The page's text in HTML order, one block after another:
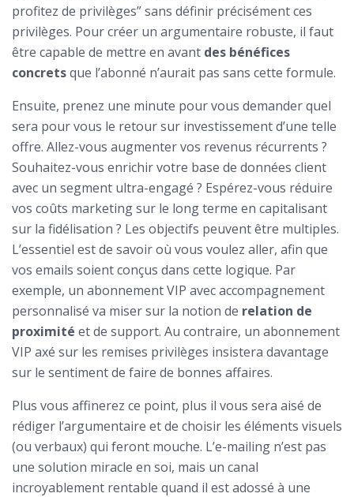
profitez de privilèges” sans définir précisément ces
privilèges. Pour créer un argumentaire robuste, il faut
être capable de mettre en avant des bénéfices
concretsque l’abonné n’aurait pas sans cette formule.
Ensuite, prenez une minute pour vous demander quel
sera pour vous le retour sur investissement d’une telle
offre. Allez-vous augmenter vos revenus récurrents ?
Souhaitez-vous enrichir votre base de données client
avec un segment ultra-engagé ? Espérez-vous réduire
vos coûts marketing sur le long terme en capitalisant
sur la fidélisation ? Les objectifs peuvent être multiples.
L’essentiel est de savoir où vous voulez aller, afin que
vos emails soient conçus dans cette logique. Par
exemple, un abonnement VIP avec accompagnement
personnalisé va miser sur la notion de relation de
proximité et de support. Au contraire, un abonnement
VIP axé sur les remises privilèges insistera davantage
sur le sentiment de faire de bonnes affaires.
Plus vous affinerez ce point, plus il vous sera aisé de
rédiger l’argumentaire et de choisir les éléments visuels
(ou verbaux) qui feront mouche. L’e-mailing n’est pas
une solution miracle en soi, mais un canal
incroyablement rentable quand il est adossé à une